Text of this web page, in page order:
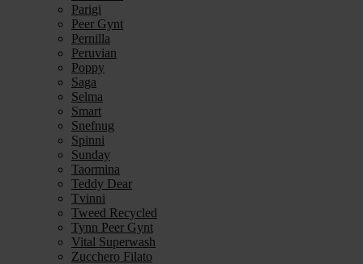
Parigi
Peer Gynt
Pernilla
Peruvian
Poppy
Saga
Selma
Smart
Snefnug
Spinni
Sunday
Taormina
Teddy Dear
Tvinni
Tweed Recycled
Tynn Peer Gynt
Vital Superwash
Zucchero Filato